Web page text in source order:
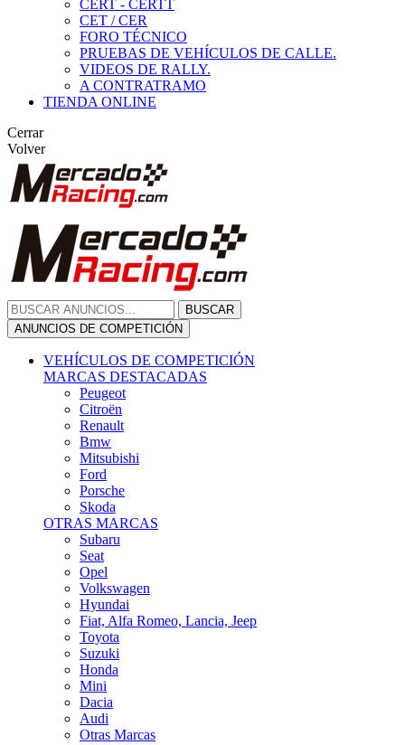
CERT - CERTT
CET / CER
FORO TÉCNICO
PRUEBAS DE VEHÍCULOS DE CALLE.
VIDEOS DE RALLY.
A CONTRATRAMO
TIENDA ONLINE
Cerrar
Volver
BUSCAR
ANUNCIOS DE COMPETICIÓN
VEHÍCULOS DE COMPETICIÓN
MARCAS DESTACADAS
Peugeot
Citroën
Renault
Bmw
Mitsubishi
Ford
Porsche
Skoda
OTRAS MARCAS
Subaru
Seat
Opel
Volkswagen
Hyundai
Fiat, Alfa Romeo, Lancia, Jeep
Toyota
Suzuki
Honda
Mini
Dacia
Audi
Otras Marcas